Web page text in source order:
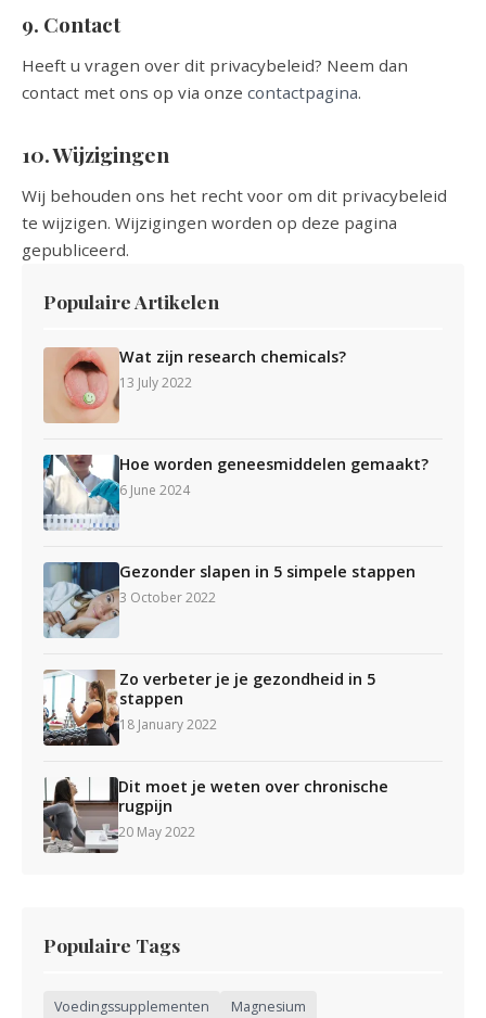
9. Contact
Heeft u vragen over dit privacybeleid? Neem dan
contact met ons op via onze contactpagina.
10. Wijzigingen
Wij behouden ons het recht voor om dit privacybeleid
te wijzigen. Wijzigingen worden op deze pagina
gepubliceerd.
Populaire Artikelen
Wat zijn research chemicals?
13 July 2022
Hoe worden geneesmiddelen gemaakt?
6 June 2024
Gezonder slapen in 5 simpele stappen
3 October 2022
Zo verbeter je je gezondheid in 5
stappen
18 January 2022
Dit moet je weten over chronische
rugpijn
20 May 2022
Populaire Tags
Voedingssupplementen Magnesium